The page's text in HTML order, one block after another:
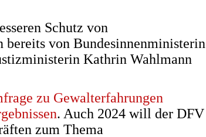
Schutz von
bereits von Bundesinnenministerin
Kathrin Wahlmann
zu Gewalterfahrungen
. Auch 2024 will der DFV
zum Thema